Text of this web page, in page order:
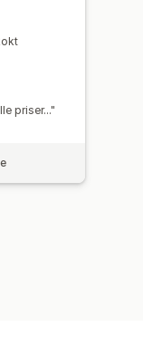
priser..."